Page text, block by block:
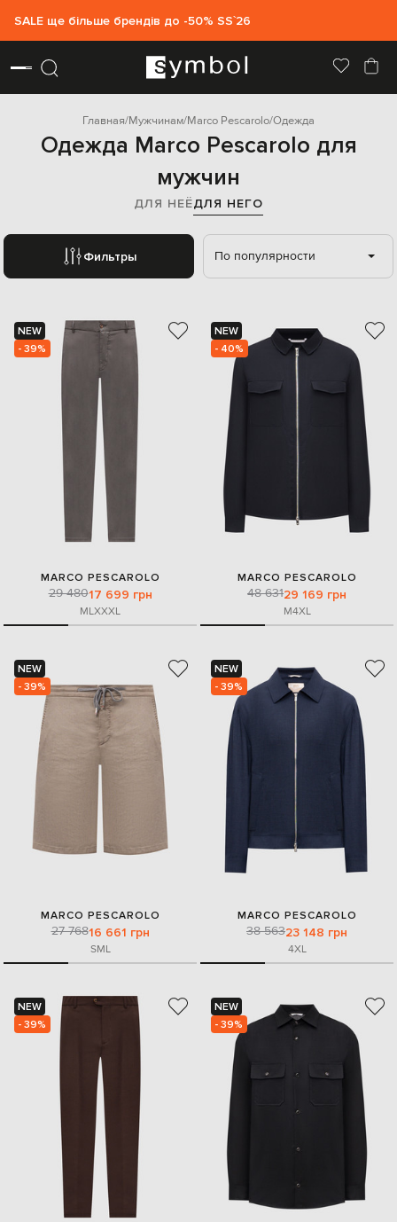
SALE ще більше брендів до -50% SS`26
Главная Мужчинам Marco Pescarolo Одежда
Одежда Marco Pescarolo для
мужчин
ДЛЯ НЕЁДЛЯ НЕГО
Фильтры По популярности
NEW
- 39%
MARCO PESCAROLO
29 48017 699 грн
MLXXXL
NEW
- 40%
MARCO PESCAROLO
48 63129 169 грн
M4XL
NEW
- 39%
MARCO PESCAROLO
27 76816 661 грн
SML
NEW
- 39%
MARCO PESCAROLO
38 56323 148 грн
4XL
NEW
- 39%
NEW
- 39%